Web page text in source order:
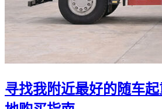
寻找我附近最好的随车